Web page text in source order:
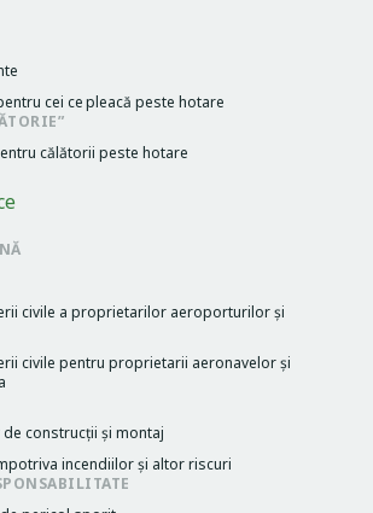
cei cе pleacă peste hotare
călătorii peste hotare
civile a proprietarilor aeroporturilor și
civile pentru proprietarii aeronavelor și
construcții și montaj
incendiilor și altor riscuri